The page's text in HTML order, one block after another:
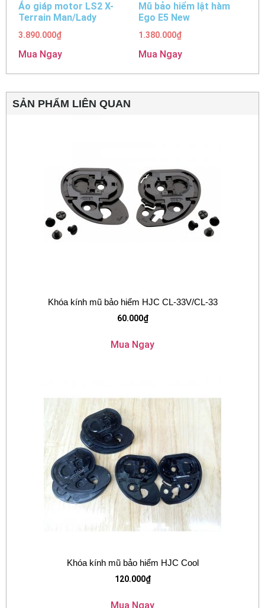
Áo giáp motor LS2 X-
Terrain Man/Lady
3.890.000₫
Mua Ngay
Mũ bảo hiểm lật hàm
Ego E5 New
1.380.000₫
Mua Ngay
SẢN PHẨM LIÊN QUAN
Khóa kính mũ bảo hiểm HJC CL-33V/CL-33
60.000₫
Mua Ngay
Khóa kính mũ bảo hiểm HJC Cool
120.000₫
Mua Ngay